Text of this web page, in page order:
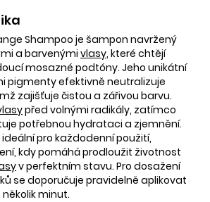
Shampoo je šampon navržený
a barvenýmivlasy, které chtějí
mosazné podtóny. Jeho unikátní
pigmenty efektivně neutralizuje
zajišťuje čistou a zářivou barvu.
před volnými radikály, zatímco
potřebnou hydrataci a zjemnění.
pro každodenní použití,
kdy pomáhá prodloužit životnost
v perfektním stavu. Pro dosažení
se doporučuje pravidelně aplikovat
minut.